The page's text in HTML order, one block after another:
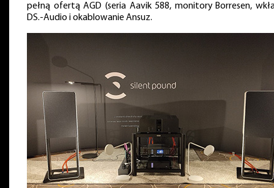
pełną ofertą AGD (seria Aavik 588, monitory Borresen,
DS.-Audio i okablowanie Ansuz.